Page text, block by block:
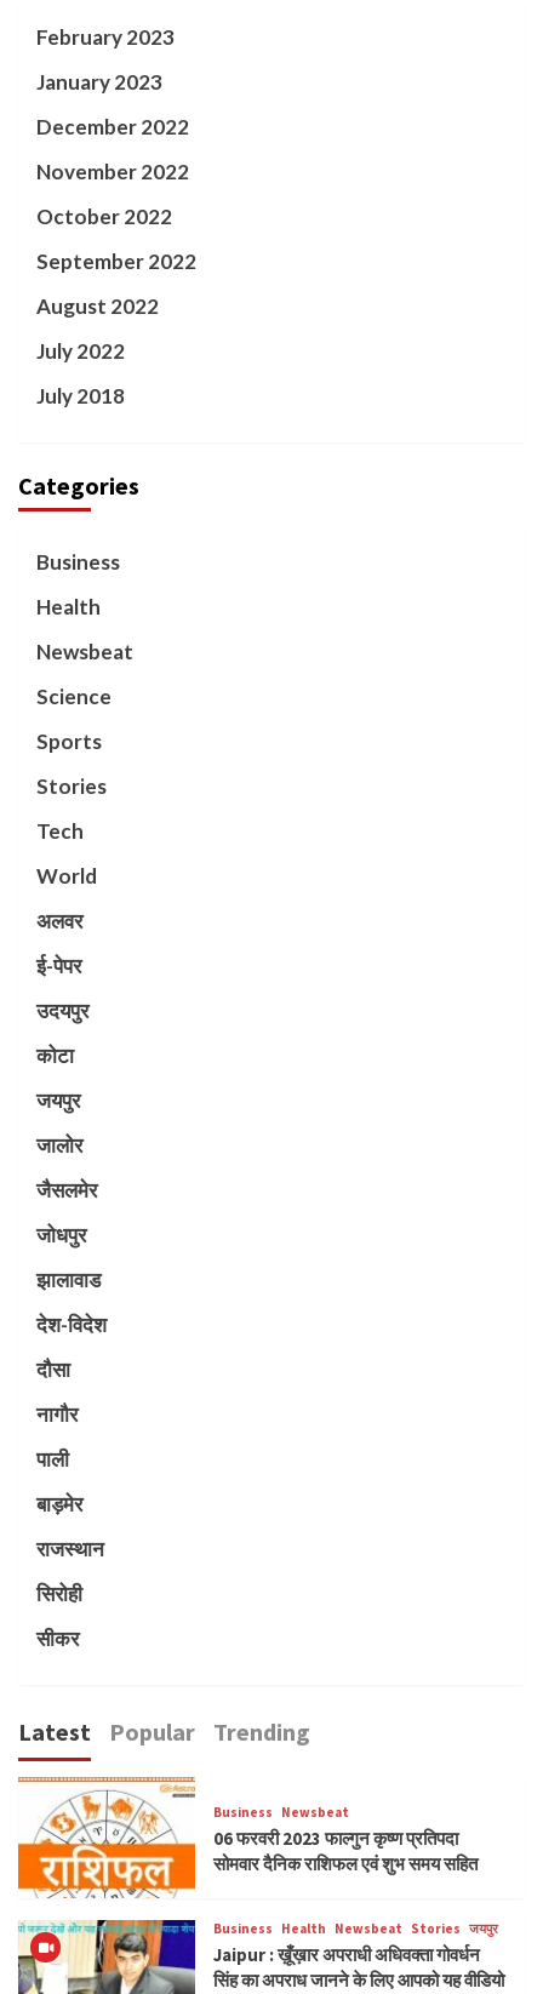
February 2023
January 2023
December 2022
November 2022
October 2022
September 2022
August 2022
July 2022
July 2018
Categories
Business
Health
Newsbeat
Science
Sports
Stories
Tech
World
अलवर
ई-पेपर
उदयपुर
कोटा
जयपुर
जालोर
जैसलमेर
जोधपुर
झालावाड
देश-विदेश
दौसा
नागौर
पाली
बाड़मेर
राजस्थान
सिरोही
सीकर
Latest Popular Trending
Business Newsbeat
06 फरवरी 2023 फाल्गुन कृष्ण प्रतिपदा
सोमवार दैनिक राशिफल एवं शुभ समय सहित
Business Health Newsbeat Stories जयपुर
Jaipur : ख़ूँख़ार अपराधी अधिवक्ता गोवर्धन
सिंह का अपराध जानने के लिए आपको यह वीडियो